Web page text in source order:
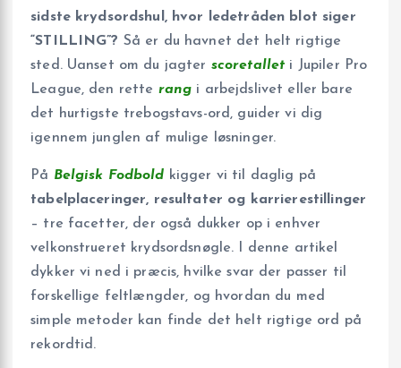
sidste krydsordshul, hvor ledetråden blot siger
“STILLING”? Så er du havnet det helt rigtige
sted. Uanset om du jagter scoretallet i Jupiler Pro
League, den rette rang i arbejdslivet eller bare
det hurtigste trebogstavs-ord, guider vi dig
igennem junglen af mulige løsninger.
På Belgisk Fodbold kigger vi til daglig på
tabelplaceringer, resultater og karrierestillinger
– tre facetter, der også dukker op i enhver
velkonstrueret krydsordsnøgle. I denne artikel
dykker vi ned i præcis, hvilke svar der passer til
forskellige feltlængder, og hvordan du med
simple metoder kan finde det helt rigtige ord på
rekordtid.